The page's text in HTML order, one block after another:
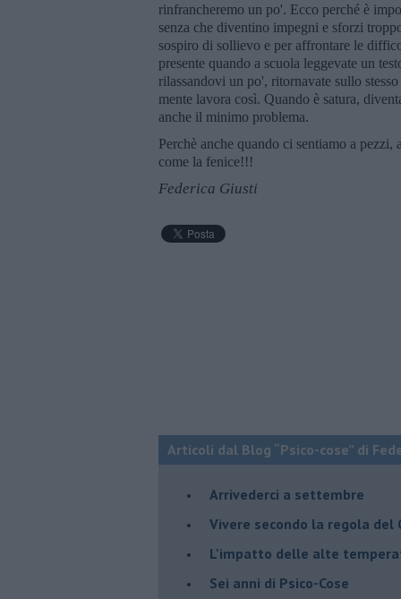
rinfrancheremo un po'. Ecco perché è
senza che diventino impegni e sforzi
sospiro di sollievo e per affrontare le
presente quando a scuola leggevate un
rilassandovi un po', ritornavate sullo
mente lavora così. Quando è satura,
anche il minimo problema.
Perchè anche quando ci sentiamo a
come la fenice!!!
Federica Giusti
Articoli dal Blog “Psico-cose” di
​Arrivederci a settembre
​Vivere secondo la regola del
​L'impatto delle alte
Sei anni di Psico-Cose